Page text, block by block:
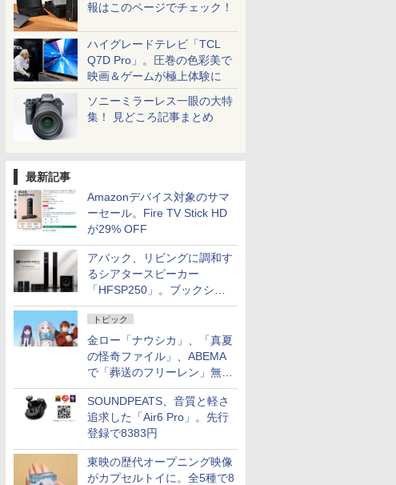
報はこのページでチェック！
ハイグレードテレビ「TCL
Q7D Pro」。圧巻の色彩美で
映画＆ゲームが極上体験に
ソニーミラーレス一眼の大特
集！ 見どころ記事まとめ
最新記事
Amazonデバイス対象のサマ
ーセール。Fire TV Stick HD
が29% OFF
アバック、リビングに調和す
るシアタースピーカー
「HFSP250」。ブックシェ
ルフはペア3万円以下
トピック
金ロー「ナウシカ」、「真夏
の怪奇ファイル」、ABEMA
で「葬送のフリーレン」無料
配信など。夏の特番・配信情
報
SOUNDPEATS、音質と軽さ
追求した「Air6 Pro」。先行
登録で8383円
東映の歴代オープニング映像
がカプセルトイに。全5種で8